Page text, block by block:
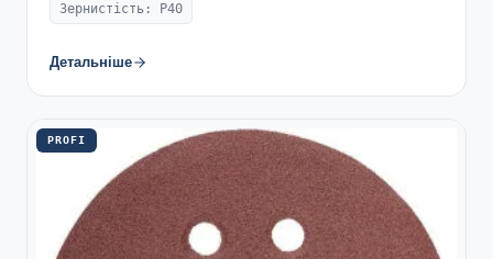
Зернистість: P40
Детальніше
PROFI